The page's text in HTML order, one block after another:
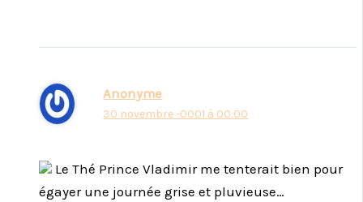
Anonyme
30 novembre -0001 à 00:00
Le Thé Prince Vladimir me tenterait bien pour
égayer une journée grise et pluvieuse…